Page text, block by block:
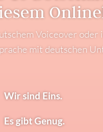
Voiceover oder
mit deutschen
Wir sind Eins.
Es gibt Genug.